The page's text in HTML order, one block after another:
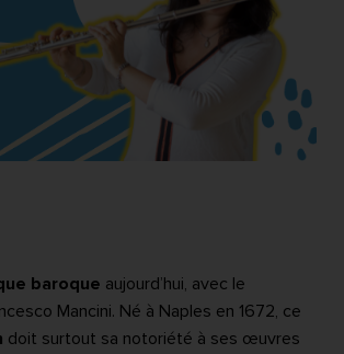
baroque aujourd’hui, avec le
Mancini. Né à Naples en 1672, ce
doit surtout sa notoriété à ses œuvres